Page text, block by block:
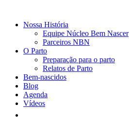
Nossa História
Equipe Núcleo Bem Nascer
Parceiros NBN
O Parto
Preparação para o parto
Relatos de Parto
Bem-nascidos
Blog
Agenda
Vídeos